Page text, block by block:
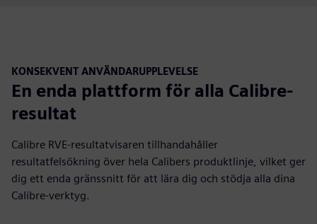
KONSEKVENT ANVÄNDARUPPLEVELSE
En enda plattform för alla Calibre-
resultat
Calibre RVE-resultatvisaren tillhandahåller
resultatfelsökning över hela Calibers produktlinje, vilket ger
dig ett enda gränssnitt för att lära dig och stödja alla dina
Calibre-verktyg.